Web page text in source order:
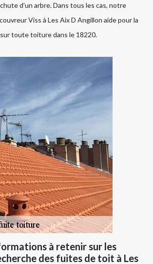
d’un arbre. Dans tous les cas, notre
Viss à Les Aix D Angillon aide pour la
toute toiture dans le 18220.
à retenir sur les
des fuites de toit à Les